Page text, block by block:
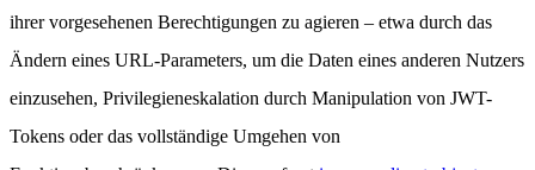
ihrer vorgesehenen Berechtigungen zu agieren – etwa durch das
Ändern eines URL-Parameters, um die Daten eines anderen Nutzers
einzusehen, Privilegieneskalation durch Manipulation von JWT-
Tokens oder das vollständige Umgehen von